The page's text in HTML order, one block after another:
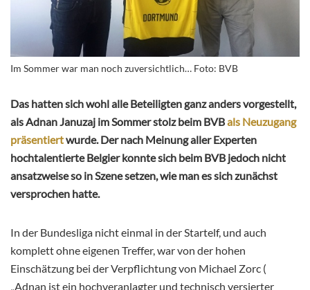
Im Sommer war man noch zuversichtlich… Foto: BVB
Das hatten sich wohl alle Beteiligten ganz anders vorgestellt,
als Adnan Januzaj im Sommer stolz beim BVBals Neuzugang
präsentiertwurde. Der nach Meinung aller Experten
hochtalentierte Belgier konnte sich beim BVB jedoch nicht
ansatzweise so in Szene setzen, wie man es sich zunächst
versprochen hatte.
In der Bundesliga nicht einmal in der Startelf, und auch
komplett ohne eigenen Treffer, war von der hohen
Einschätzung bei der Verpflichtung von Michael Zorc (
„Adnan ist ein hochveranlagter und technisch versierter